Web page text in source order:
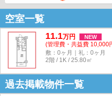
空室一覧
11.1万円 NEW
(管理費・共益費 10,000
敷：0ヶ月｜礼：0ヶ月
2階 / 1K / 25.80㎡
過去掲載物件一覧